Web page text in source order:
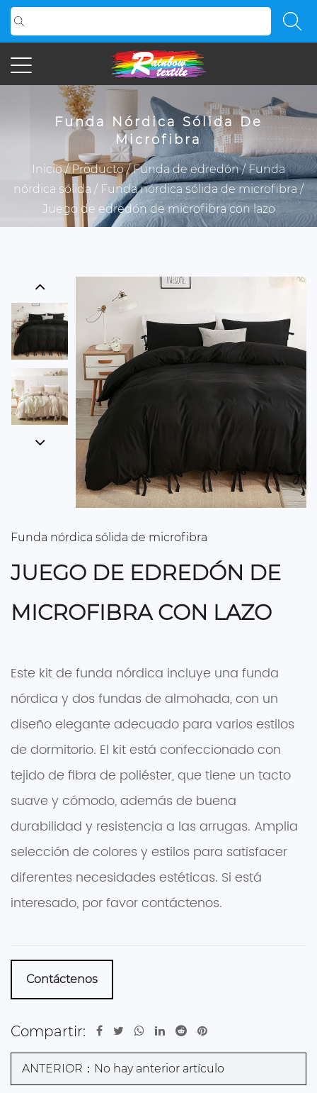
Funda Nórdica Sólida De
Microfibra
Inicio/Producto/Funda de edredón/Funda
nórdica sólida / Funda nórdica sólida de microfibra /
Juego de edredón de microfibra con lazo
Funda nórdica sólida de microfibra
JUEGO DE EDREDÓN DE
MICROFIBRA CON LAZO
Este kit de funda nórdica incluye una funda
nórdica y dos fundas de almohada, con un
diseño elegante adecuado para varios estilos
de dormitorio. El kit está confeccionado con
tejido de fibra de poliéster, que tiene un tacto
suave y cómodo, además de buena
durabilidad y resistencia a las arrugas. Amplia
selección de colores y estilos para satisfacer
diferentes necesidades estéticas. Si está
interesado, por favor contáctenos.
Contáctenos
Compartir:
ANTERIOR：No hay anterior artículo